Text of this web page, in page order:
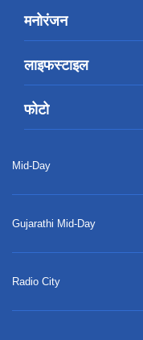
मनोरंजन
लाइफस्टाइल
फोटो
Mid-Day
Gujarathi Mid-Day
Radio City